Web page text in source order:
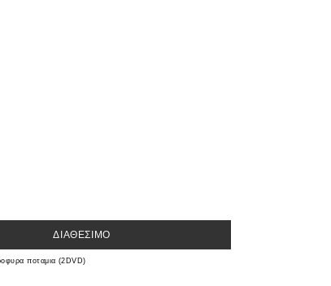
ΔΙΑΘΈΣΙΜΟ
ποταμια (2DVD)